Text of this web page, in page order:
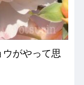
がやって思